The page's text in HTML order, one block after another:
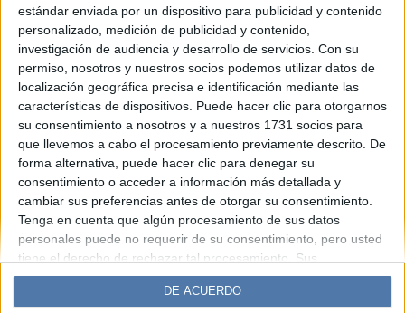
estándar enviada por un dispositivo para publicidad y contenido
personalizado, medición de publicidad y contenido,
investigación de audiencia y desarrollo de servicios. Con su
permiso, nosotros y nuestros socios podemos utilizar datos de
localización geográfica precisa e identificación mediante las
características de dispositivos. Puede hacer clic para otorgarnos
su consentimiento a nosotros y a nuestros 1731 socios para
que llevemos a cabo el procesamiento previamente descrito. De
forma alternativa, puede hacer clic para denegar su
consentimiento o acceder a información más detallada y
cambiar sus preferencias antes de otorgar su consentimiento.
Tenga en cuenta que algún procesamiento de sus datos
personales puede no requerir de su consentimiento, pero usted
tiene el derecho de rechazar tal procesamiento. Sus
preferencias se aplicarán solo a este sitio web. Puede cambiar
sus preferencias o retirar su consentimiento en cualquier
DE ACUERDO
Espacio Publicitario
Diario Perfil Caras Noticias
Fortuna
Hombre
Weekend Parabrisas
Supercampo
Lunateen